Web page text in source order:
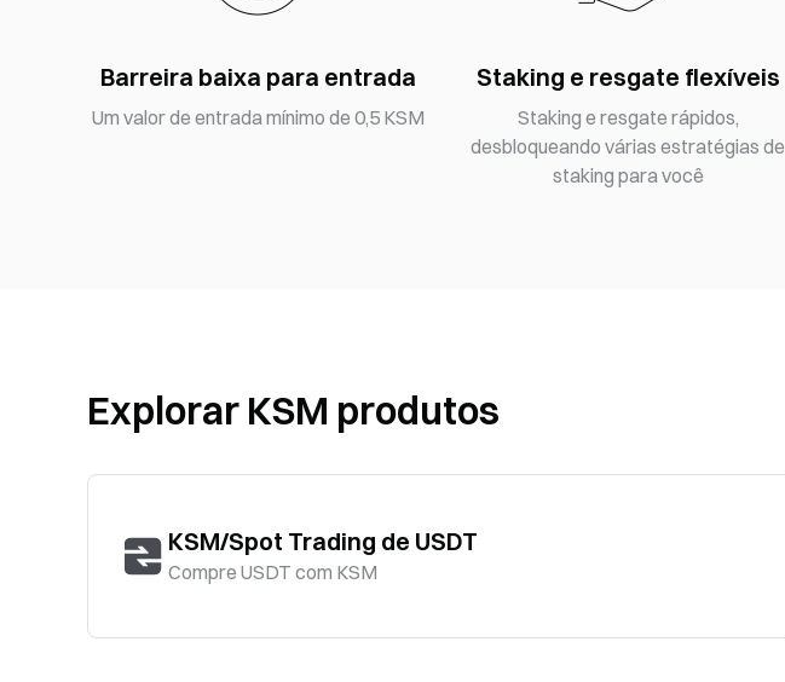
Barreira baixa para entrada
Um valor de entrada mínimo de 0,5 KSM
Staking e resgate flexíveis
Staking e resgate rápidos,
desbloqueando várias estratégias de
staking para você
Explorar KSM produtos
KSM/Spot Trading de USDT
Compre USDT com KSM